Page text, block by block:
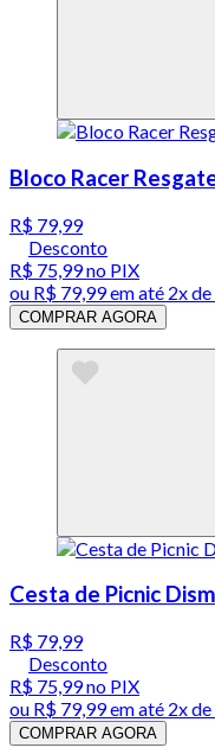
Bloco Racer
R$ 79,99
Desconto
R$ 75,99no PIX
ou R$ 79,99em até 2x
COMPRAR AGORA
Cesta de Picnic
R$ 79,99
Desconto
R$ 75,99no PIX
ou R$ 79,99em até 2x
COMPRAR AGORA